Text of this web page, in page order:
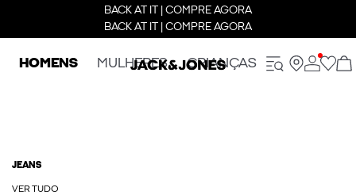
BACK AT IT | COMPRE AGORA
BACK AT IT | COMPRE AGORA
HOMENS MULHERES CRIANÇAS
JEANS
VER TUDO